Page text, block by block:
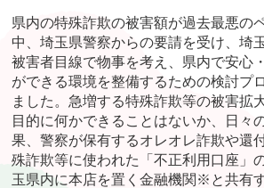
県内の特殊詐欺の被害額が過去最悪の
中、埼玉県警察からの要請を受け、埼
被害者目線で物事を考え、県内で安心
ができる環境を整備するための検討プ
ました。急増する特殊詐欺等の被害拡
目的に何かできることはないか、日々
果、警察が保有するオレオレ詐欺や還
殊詐欺等に使われた「不正利用口座」
玉県内に本店を置く金融機関※と共有